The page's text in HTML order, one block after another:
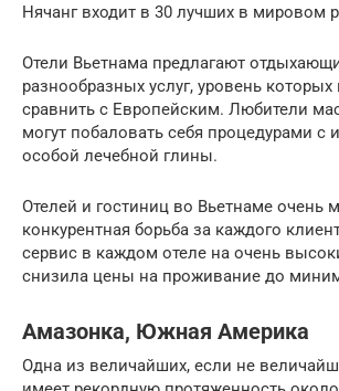
Нячанг входит в 30 лучших в мировом
Отели Вьетнама предлагают
разнообразных услуг, уровень
сравнить с Европейским. Любители
могут побаловать себя процедурами с
особой лечебной глины.
Отелей и гостиниц во Вьетнаме очень
конкурентная борьба за каждого
сервис в каждом отеле на очень
снизила цены на проживание до
Амазонка, Южная Америка
Одна из величайших, если не